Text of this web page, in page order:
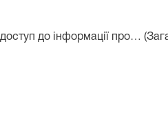
до інформації про…